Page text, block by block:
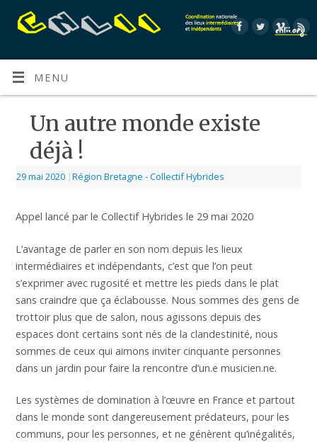
MENU
Un autre monde existe
déjà !
29 mai 2020 |Région Bretagne - Collectif Hybrides
Appel lancé par le Collectif Hybrides le 29 mai 2020
L’avantage de parler en son nom depuis les lieux
intermédiaires et indépendants, c’est que l’on peut
s’exprimer avec rugosité et mettre les pieds dans le plat
sans craindre que ça éclabousse. Nous sommes des gens de
trottoir plus que de salon, nous agissons depuis des
espaces dont certains sont nés de la clandestinité, nous
sommes de ceux qui aimons inviter cinquante personnes
dans un jardin pour faire la rencontre d’un.e musicien.ne.
Les systèmes de domination à l’œuvre en France et partout
dans le monde sont dangereusement prédateurs, pour les
communs, pour les personnes, et ne génèrent qu’inégalités,